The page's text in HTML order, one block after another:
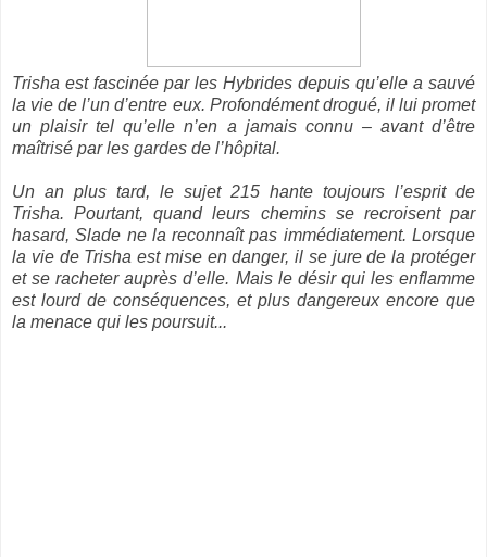
Trisha est fascinée par les Hybrides depuis qu’elle a sauvé
la vie de l’un d’entre eux. Profondément drogué, il lui promet
un plaisir tel qu’elle n’en a jamais connu – avant d’être
maîtrisé par les gardes de l’hôpital.
Un an plus tard, le sujet 215 hante toujours l’esprit de
Trisha. Pourtant, quand leurs chemins se recroisent par
hasard, Slade ne la reconnaît pas immédiatement. Lorsque
la vie de Trisha est mise en danger, il se jure de la protéger
et se racheter auprès d’elle. Mais le désir qui les enflamme
est lourd de conséquences, et plus dangereux encore que
la menace qui les poursuit...